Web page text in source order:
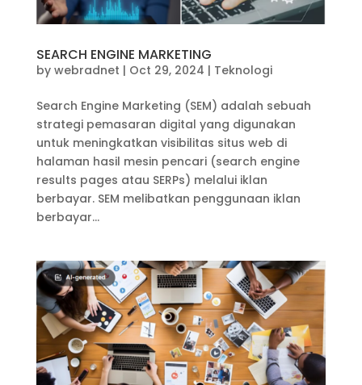
SEARCH ENGINE MARKETING
by webradnet | Oct 29, 2024 | Teknologi
Search Engine Marketing (SEM) adalah sebuah
strategi pemasaran digital yang digunakan
untuk meningkatkan visibilitas situs web di
halaman hasil mesin pencari (search engine
results pages atau SERPs) melalui iklan
berbayar. SEM melibatkan penggunaan iklan
berbayar...